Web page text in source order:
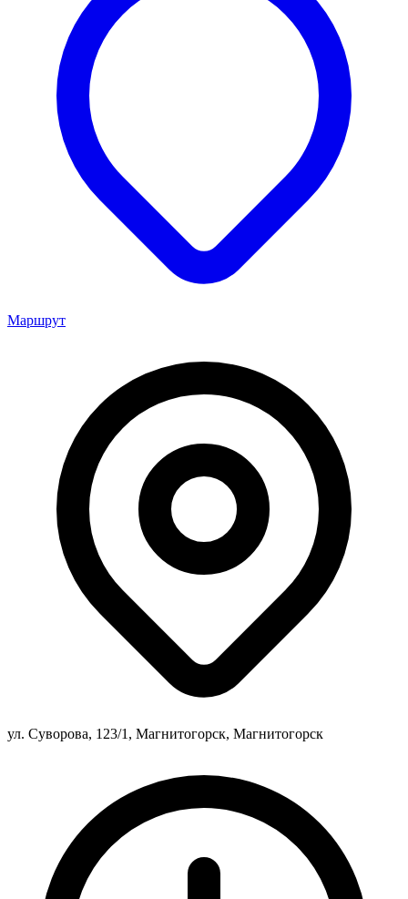
Маршрут
ул. Суворова, 123/1, Магнитогорск, Магнитогорск